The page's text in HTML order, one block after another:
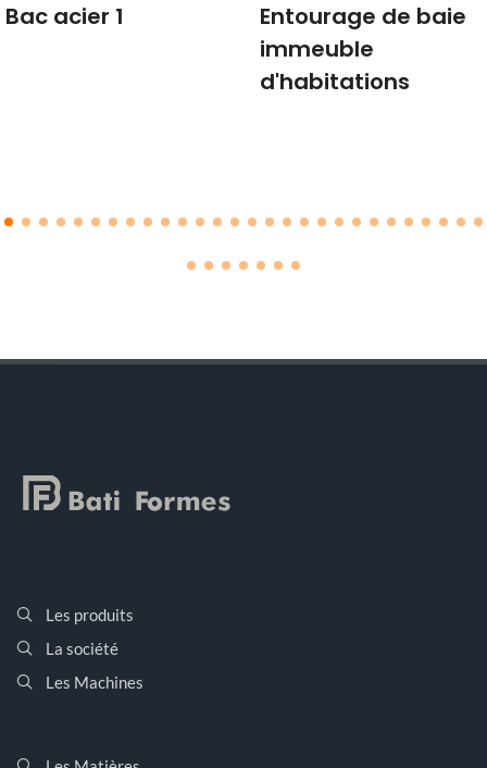
acier 1
Entourage de baie
immeuble
d'habitations
Les produits
La société
Les Machines